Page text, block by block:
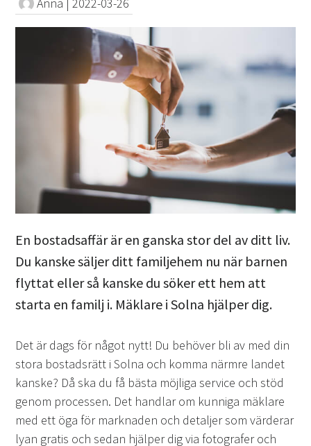
Anna |2022-03-26
En bostadsaffär är en ganska stor del av ditt liv.
Du kanske säljer ditt familjehem nu när barnen
flyttat eller så kanske du söker ett hem att
starta en familj i. Mäklare i Solna hjälper dig.
Det är dags för något nytt! Du behöver bli av med din
stora bostadsrätt i Solna och komma närmre landet
kanske? Då ska du få bästa möjliga service och stöd
genom processen. Det handlar om kunniga mäklare
med ett öga för marknaden och detaljer som värderar
lyan gratis och sedan hjälper dig via fotografer och